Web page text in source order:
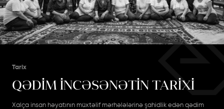
Tarix
QƏDİM İNCƏSƏNƏTİN TARİXİ
Xalça insan həyatının müxtəlif mərhələlərinə şahidlik edən qədim